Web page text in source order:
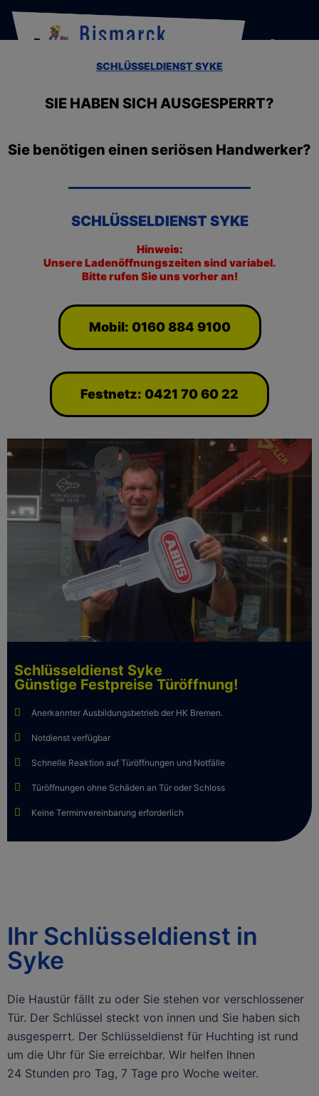
SCHLÜSSELDIENST SYKE
SIE HABEN SICH AUSGESPERRT?
Sie benötigen einen seriösen Handwerker?
SCHLÜSSELDIENST SYKE
Hinweis:
Unsere Ladenöffnungszeiten sind variabel.
Bitte rufen Sie uns vorher an!
Mobil: 0160 884 9100
Festnetz: 0421 70 60 22
Schlüsseldienst Syke
Günstige Festpreise Türöffnung!
Anerkannter Ausbildungsbetrieb der HK Bremen.
Notdienst verfügbar
Schnelle Reaktion auf Türöffnungen und Notfälle
Türöffnungen ohne Schäden an Tür oder Schloss
Keine Terminvereinbarung erforderlich
Ihr Schlüsseldienst in
Syke
Die Haustür fällt zu oder Sie stehen vor verschlossener
Tür. Der Schlüssel steckt von innen und Sie haben sich
ausgesperrt. Der Schlüsseldienst für Huchting ist rund
um die Uhr für Sie erreichbar. Wir helfen Ihnen
24 Stunden pro Tag, 7 Tage pro Woche weiter.